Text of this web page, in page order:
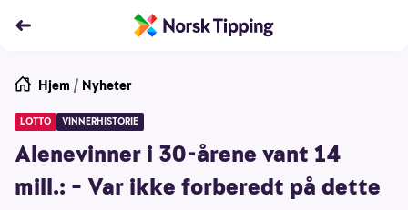
Hjem / Nyheter
LOTTO VINNERHISTORIE
Alenevinner i 30-årene vant 14
mill.: – Var ikke forberedt på dette